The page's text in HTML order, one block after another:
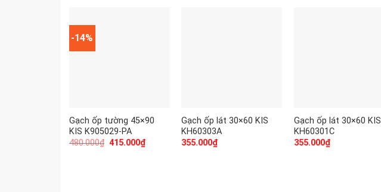
-14%
Gạch ốp tường 45×90
KIS K905029-PA
480.000₫ 415.000₫
Gạch ốp lát 30×60 KIS
KH60303A
355.000₫
Gạch ốp lát 30×60 KIS
KH60301C
355.000₫